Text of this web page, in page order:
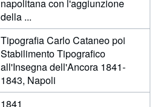
napolitana con l'aggiunzione
della ...
Tipografia Carlo Cataneo poi
Stabilimento Tipografico
all'Insegna dell'Ancora 1841-
1843, Napoli
1841